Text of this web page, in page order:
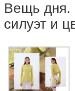
Вещь дня.
силуэт и